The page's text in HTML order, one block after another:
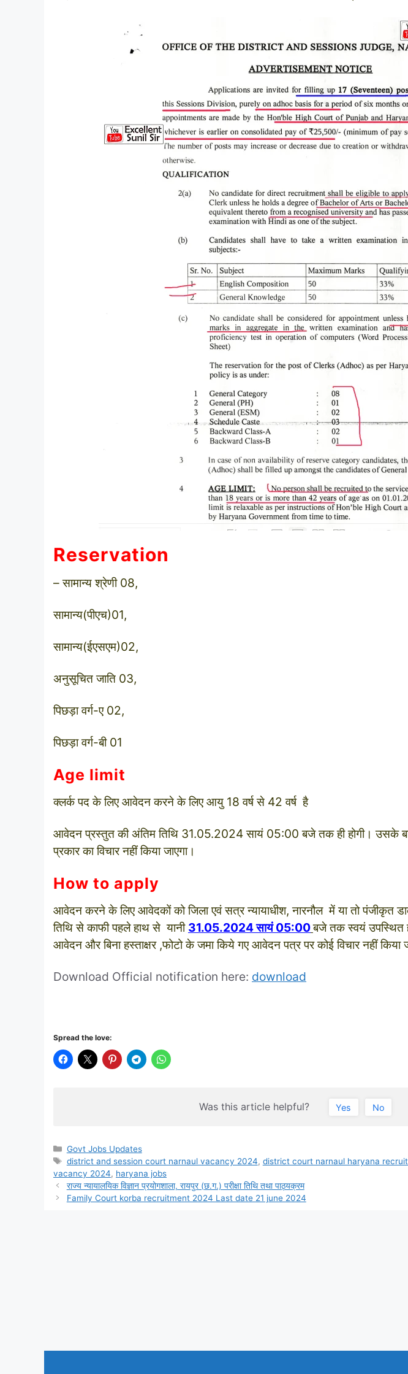
Reservation
– सामान्‍य श्रेणी 08,
सामान्‍य(पीएच)01,
सामान्‍य(ईएसएम)02,
अनुसूचित जाति 03,
पिछड़ा वर्ग-ए 02,
पिछड़ा वर्ग-बी 01
Age limit
क्‍लर्क पद के लिए आवेदन करने के लिए आयु 18 वर्ष से 42 वर्ष है
आवेदन प्रस्‍तुत की अंतिम तिथि 31.05.2024 सायं 05:00 बजे तक ही होगी। उसके
प्रकार का विचार नहीं किया जाएगा।
How to apply
आवेदन करने के लिए आवेदकों को जिला एवं सत्र न्‍यायाधीश, नारनौल में या तो पंजीकृत
तिथि से काफी पहले हाथ से यानी 31.05.2024 सायं 05:00बजे तक स्वयं उपस्थित
आवेदन और बिना हस्‍ताक्षर ,फोटो के जमा किये गए आवेदन पत्र पर कोई विचार नहीं किया
Download Official notification here: download
Spread the love:
Was this article helpful? Yes No
Categories
Govt Jobs Updates
Tags
district and session court narnaul vacancy 2024, district court narnaul haryana
vacancy 2024, haryana jobs
राज्य न्यायालयिक विज्ञान प्रयोगशाला, रायपुर (छ.ग.) परीक्षा तिथि तथा पाठ्यक्रम
Family Court korba recruitment 2024 Last date 21 june 2024